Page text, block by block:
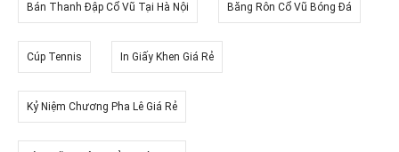
Bán Thanh Đập Cổ Vũ Tại Hà Nội Băng Rôn Cổ Vũ Bóng Đá
Cúp Tennis In Giấy Khen Giá Rẻ
Kỷ Niệm Chương Pha Lê Giá Rẻ